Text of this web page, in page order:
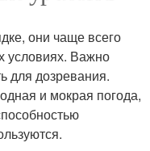
они чаще всего
условиях. Важно
для дозревания.
и мокрая погода,